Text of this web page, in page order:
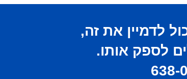
לדמיין את זה,
לספק אותו.